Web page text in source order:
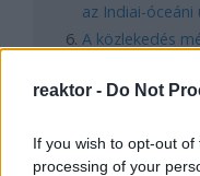
reaktor - Do Not
If you wish to opt-out
processing of your
az Indiai-óceáni
A közlekedés
FACEBOOK